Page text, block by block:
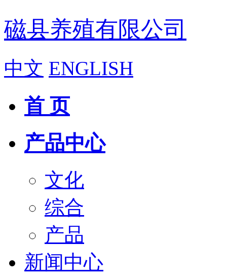
磁县养殖有限公司
中文 ENGLISH
首 页
产品中心
文化
综合
产品
新闻中心